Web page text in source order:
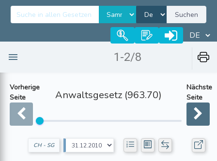
Suchen
1-2/8
Vorherige
Seite
Anwaltsgesetz (963.70)
Nächste
Seite
CH - SG